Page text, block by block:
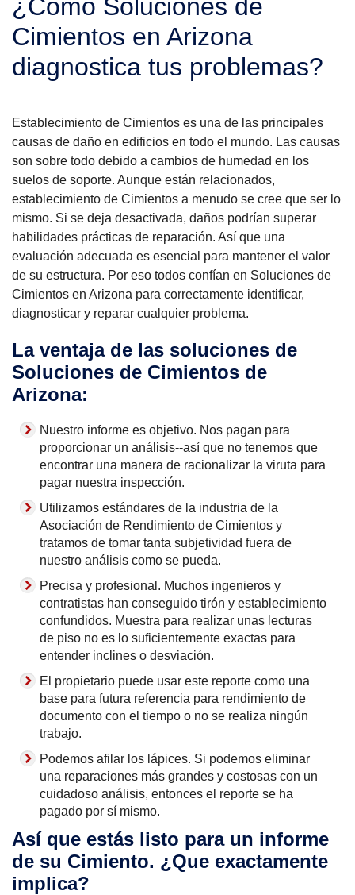
SERVICE AREA
FREE ESTIMATE
¿Cómo Soluciones de
Cimientos en Arizona
diagnostica tus problemas?
Establecimiento de Cimientos es una de las principales
causas de daño en edificios en todo el mundo. Las causas
son sobre todo debido a cambios de humedad en los
suelos de soporte. Aunque están relacionados,
establecimiento de Cimientos a menudo se cree que ser lo
mismo. Si se deja desactivada, daños podrían superar
habilidades prácticas de reparación. Así que una
evaluación adecuada es esencial para mantener el valor
de su estructura. Por eso todos confían en Soluciones de
Cimientos en Arizona para correctamente identificar,
diagnosticar y reparar cualquier problema.
La ventaja de las soluciones de
Soluciones de Cimientos de
Arizona:
Nuestro informe es objetivo. Nos pagan para
proporcionar un análisis--así que no tenemos que
encontrar una manera de racionalizar la viruta para
pagar nuestra inspección.
Utilizamos estándares de la industria de la
Asociación de Rendimiento de Cimientos y
tratamos de tomar tanta subjetividad fuera de
nuestro análisis como se pueda.
Precisa y profesional. Muchos ingenieros y
contratistas han conseguido tirón y establecimiento
confundidos. Muestra para realizar unas lecturas
de piso no es lo suficientemente exactas para
entender inclines o desviación.
El propietario puede usar este reporte como una
base para futura referencia para rendimiento de
documento con el tiempo o no se realiza ningún
trabajo.
Podemos afilar los lápices. Si podemos eliminar
una reparaciones más grandes y costosas con un
cuidadoso análisis, entonces el reporte se ha
pagado por sí mismo.
Así que estás listo para un informe
de su Cimiento. ¿Que exactamente
implica?